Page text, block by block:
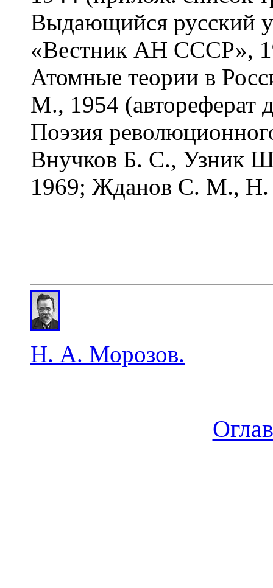
Выдающийся русский
«Вестник АН СССР»,
Атомные теории в
М., 1954 (автореферат
Поэзия
Внучков Б. С., Узник
1969; Жданов С. М.,
Н. А. Морозов.